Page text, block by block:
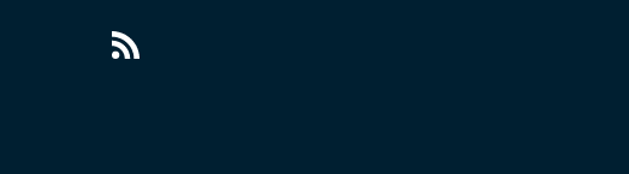
Flux
RSS